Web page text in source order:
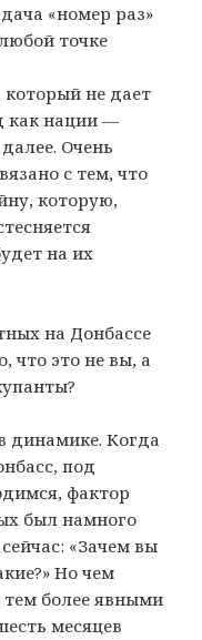
«номер раз»
точке
не дает
как нации —
Очень
с тем, что
которую,
на их
на Донбассе
что это не вы, а
динамике. Когда
под
фактор
был намного
«Зачем вы
Но чем
более явными
месяцев